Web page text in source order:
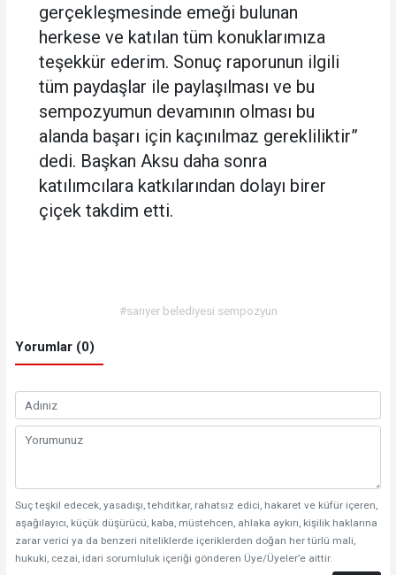
gerçekleşmesinde emeği bulunan
herkese ve katılan tüm konuklarımıza
teşekkür ederim. Sonuç raporunun ilgili
tüm paydaşlar ile paylaşılması ve bu
sempozyumun devamının olması bu
alanda başarı için kaçınılmaz gerekliliktir”
dedi. Başkan Aksu daha sonra
katılımcılara katkılarından dolayı birer
çiçek takdim etti.
#sarıyer belediyesi sempozyun
Yorumlar (0)
Suç teşkil edecek, yasadışı, tehditkar, rahatsız edici, hakaret ve küfür içeren,
aşağılayıcı, küçük düşürücü, kaba, müstehcen, ahlaka aykırı, kişilik haklarına
zarar verici ya da benzeri niteliklerde içeriklerden doğan her türlü mali,
hukuki, cezai, idari sorumluluk içeriği gönderen Üye/Üyeler’e aittir.